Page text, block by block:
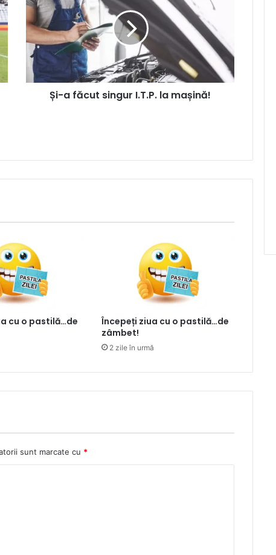
Și-a făcut singur I.T.P. la mașină!
cu o pastilă…de
Începeți ziua cu o pastilă…de
zâmbet!
2 zile în urmă
sunt marcate cu *